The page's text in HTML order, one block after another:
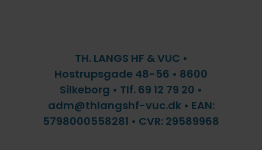
TH. LANGS HF & VUC •
Hostrupsgade 48-56 • 8600
Silkeborg • Tlf. 69 12 79 20 •
adm@thlangshf-vuc.dk • EAN:
5798000558281 • CVR: 29589968